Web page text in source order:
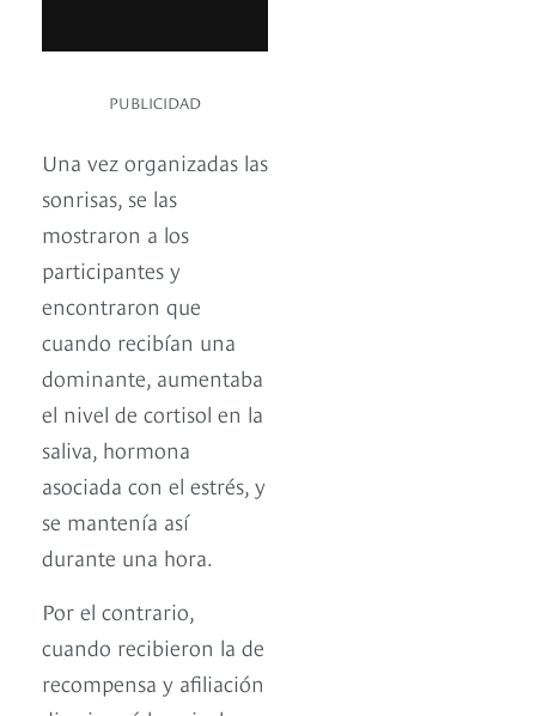
PUBLICIDAD
Una vez organizadas las
sonrisas, se las
mostraron a los
participantes y
encontraron que
cuando recibían una
dominante, aumentaba
el nivel de cortisol en la
saliva, hormona
asociada con el estrés, y
se mantenía así
durante una hora.
Por el contrario,
cuando recibieron la de
recompensa y afiliación